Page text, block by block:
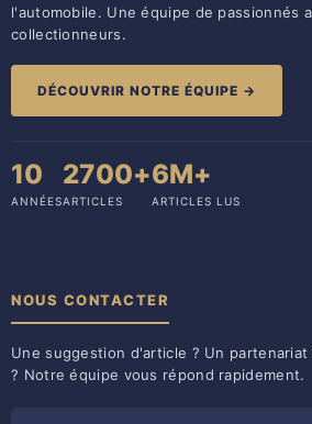
l'automobile. Une équipe de passionnés
collectionneurs.
DÉCOUVRIR NOTRE ÉQUIPE →
10
ANNÉES
2700+
ARTICLES
6M+
ARTICLES LUS
NOUS CONTACTER
Une suggestion d'article ? Un
? Notre équipe vous répond rapidement.